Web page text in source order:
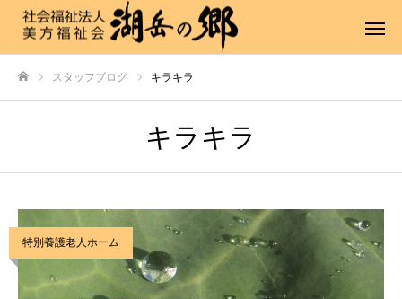
スタッフブログ キラキラ
キラキラ
特別養護老人ホーム